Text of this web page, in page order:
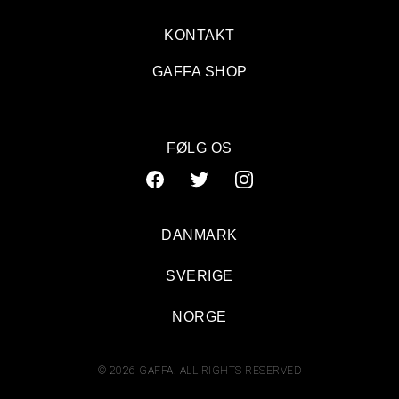
KONTAKT
GAFFA SHOP
FØLG OS
© 2026 GAFFA. ALL RIGHTS RESERVED
DANMARK
SVERIGE
NORGE